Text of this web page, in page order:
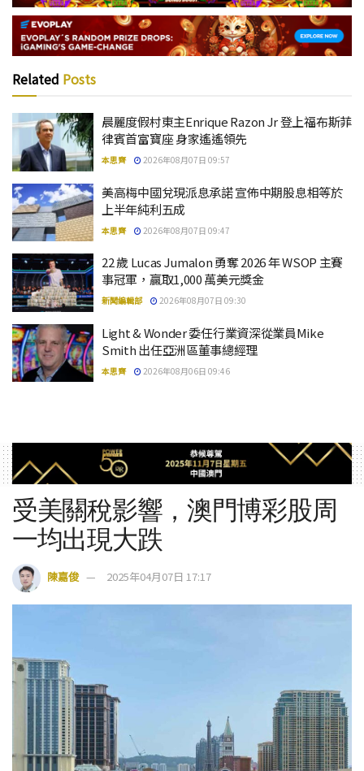
Related Posts
晨麗度假村東主Enrique Razon Jr 登上福布斯菲
律賓首富寶座 身家遙遙領先
本思齊 2026年08月07日 09:57
美高梅中國兌現派息承諾 宣佈中期股息相等於
上半年純利五成
本思齊 2026年08月07日 09:47
22 歲 Lucas Jumalon 勇奪 2026 年 WSOP 主賽
事冠軍，贏取1,000 萬美元獎金
新聞編輯部 2026年08月07日 09:30
Light & Wonder 委任行業資深從業員Mike
Smith 出任亞洲區董事總經理
本思齊 2026年08月06日 09:46
受美關稅影響，澳門博彩股周
一均出現大跌
陳嘉俊 2025年04月07日 17:17